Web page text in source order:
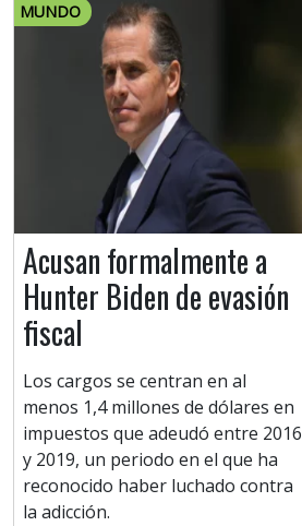
MUNDO
Acusan formalmente a
Hunter Biden de evasión
fiscal
Los cargos se centran en al
menos 1,4 millones de dólares en
impuestos que adeudó entre 2016
y 2019, un periodo en el que ha
reconocido haber luchado contra
la adicción.